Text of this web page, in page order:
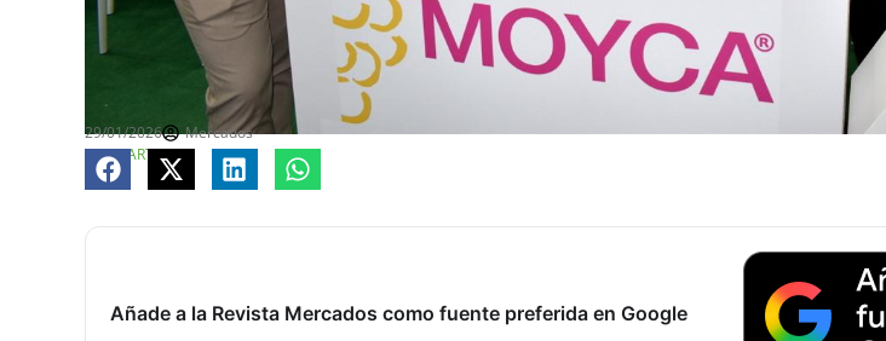
29/01/2026
Mercados
COMPARTE
Añade a la Revista Mercados como fuente preferida en Google